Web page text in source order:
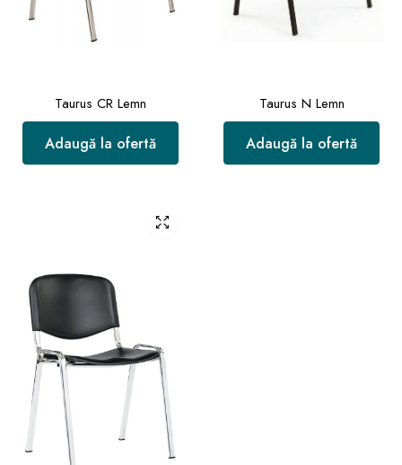
Taurus CR Lemn
Adaugă la ofertă
Taurus N Lemn
Adaugă la ofertă